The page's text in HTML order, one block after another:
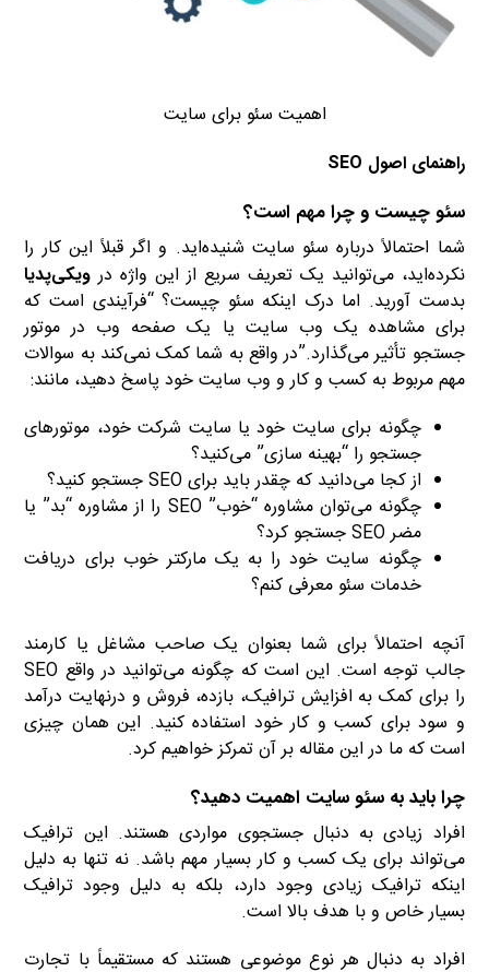
اهمیت سئو برای سایت
راهنمای اصول SEO
سئو چیست و چرا مهم است؟
شما احتمالاً درباره سئو سایت شنیده‌اید. و اگر قبلاً این کار را
نکرده‌اید، می‌توانید یک تعریف سریع از این واژه در ویکی‌پدیا
بدست آورید. اما درک اینکه سئو چیست؟ “فرآیندی است که
برای مشاهده یک وب سایت یا یک صفحه وب در موتور
جستجو تأثیر می‌گذارد.”در واقع به شما کمک نمی‌کند به سوالات
مهم مربوط به کسب و کار و وب سایت خود پاسخ دهید، مانند:
چگونه برای سایت خود یا سایت شرکت خود، موتورهای
جستجو را “بهینه سازی” می‌کنید؟
از کجا می‌دانید که چقدر باید برای SEO جستجو کنید؟
چگونه می‌توان مشاوره “خوب” SEO را از مشاوره “بد” یا
مضر SEO جستجو کرد؟
چگونه سایت خود را به یک مارکتر خوب برای دریافت
خدمات سئو معرفی کنم؟
آنچه احتمالاً برای شما بعنوان یک صاحب مشاغل یا کارمند
جالب توجه است. این است که چگونه می‌توانید در واقع SEO
را برای کمک به افزایش ترافیک، بازده، فروش و درنهایت درآمد
و سود برای کسب و کار خود استفاده کنید. این همان چیزی
است که ما در این مقاله بر آن تمرکز خواهیم کرد.
چرا باید به سئو سایت اهمیت دهید؟
افراد زیادی به دنبال جستجوی مواردی هستند. این ترافیک
می‌تواند برای یک کسب و کار بسیار مهم باشد. نه تنها به دلیل
اینکه ترافیک زیادی وجود دارد، بلکه به دلیل وجود ترافیک
بسیار خاص و با هدف بالا است.
افراد به دنبال هر نوع موضوعی هستند که مستقیماً با تجارت